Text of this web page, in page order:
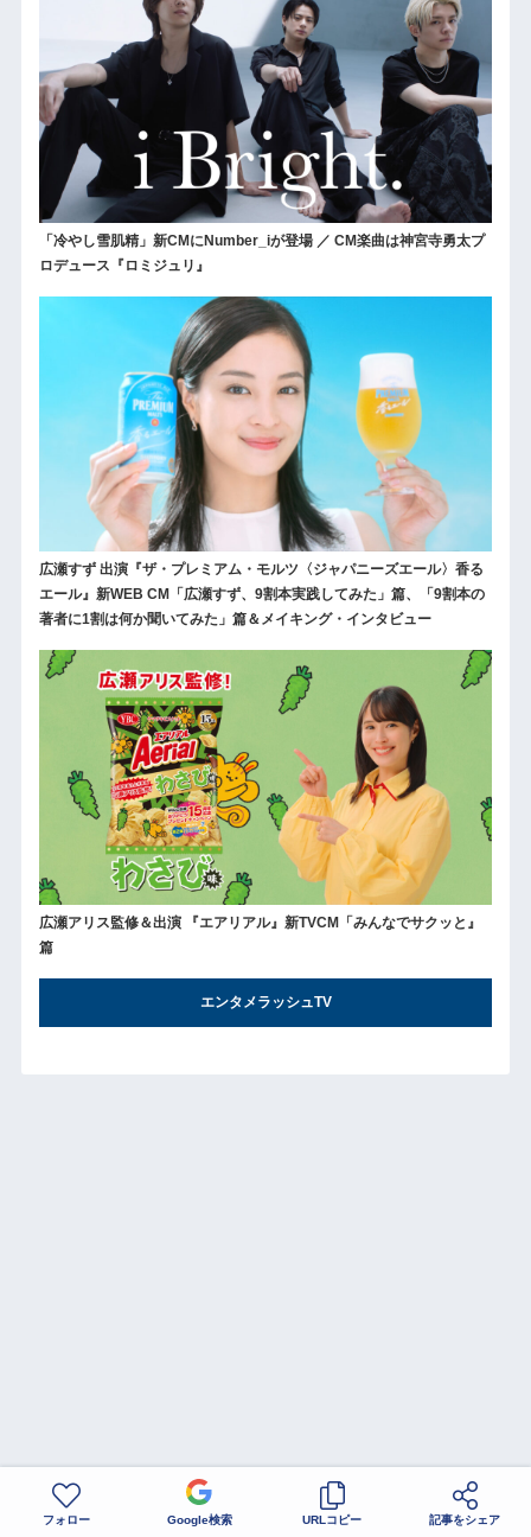
「冷やし雪肌精」新CMにNumber_iが登場 ／ CM楽曲は神宮寺勇太プ
ロデュース『ロミジュリ』
広瀬すず 出演『ザ・プレミアム・モルツ〈ジャパニーズエール〉香る
エール』新WEB CM「広瀬すず、9割本実践してみた」篇、「9割本の
著者に1割は何か聞いてみた」篇＆メイキング・インタビュー
広瀬アリス監修＆出演 『エアリアル』新TVCM「みんなでサクッと』
篇
エンタメラッシュTV
フォロー Google検索 URLコピー 記事をシェア